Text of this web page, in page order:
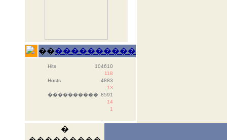
������������
Hits
104610
118
Hosts
4883
13
���������� 8591
14
1
�